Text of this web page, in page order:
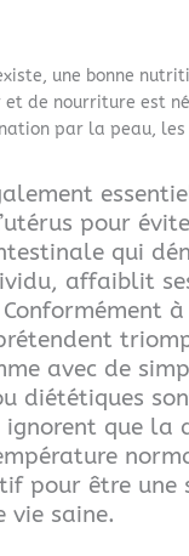
une bonne
et de nourriture est
par la peau,
pour
qui
affaiblit
avec de
diététiques
ignorent que la
pour être une
vie saine.